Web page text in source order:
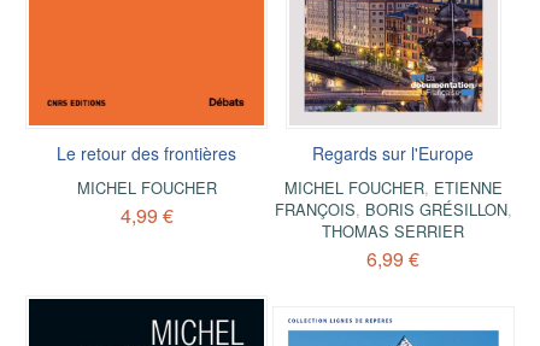
Le retour des frontières
MICHEL FOUCHER
4,99 €
Regards sur l'Europe
MICHEL FOUCHER, ETIENNE
FRANÇOIS, BORIS GRÉSILLON,
THOMAS SERRIER
6,99 €